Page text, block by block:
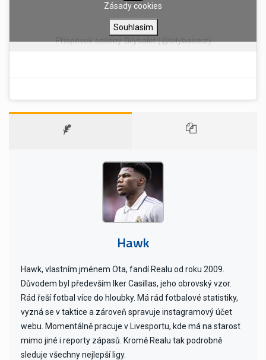
Příspěvek sdílený Bilybalet (@bilybaletcz)
Zásady cookies
Souhlasím
Hawk
Hawk, vlastním jménem Ota, fandí Realu od roku 2009.
Důvodem byl především Iker Casillas, jeho obrovský vzor.
Rád řeší fotbal více do hloubky. Má rád fotbalové statistiky,
vyzná se v taktice a zároveň spravuje instagramový účet
webu. Momentálně pracuje v Livesportu, kde má na starost
mimo jiné i reporty zápasů. Kromě Realu tak podrobně
sleduje všechny nejlepší ligy.